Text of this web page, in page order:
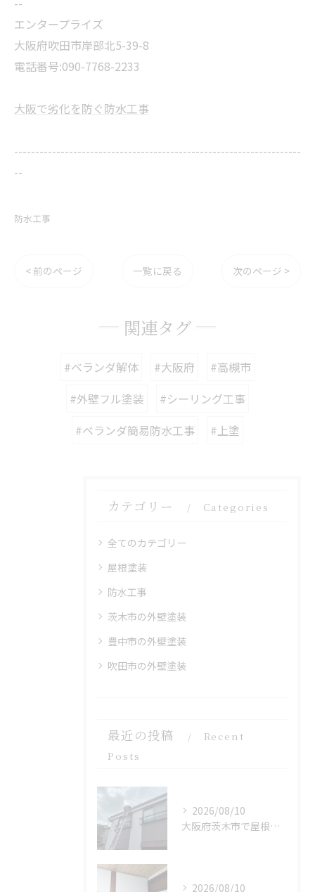
エンタープライズ
大阪府吹田市岸部北5-39-8
電話番号:090-7768-2233
大阪で劣化を防ぐ防水工事
--------------------------------------------------------------------
--
防水工事
< 前のページ 一覧に戻る 次のページ >
関連タグ
#ベランダ解体 #大阪府
#高槻市
#外壁フル塗装
#シーリング工事
#ベランダ簡易防水工事
#上塗
カテゴリー Categories
全てのカテゴリー
屋根塗装
防水工事
茨木市の外壁塗装
豊中市の外壁塗装
吹田市の外壁塗装
最近の投稿
Recent
Posts
2026/08/10
大阪府茨木市で屋根塗装の高圧洗浄を施工しました。
2026/08/10